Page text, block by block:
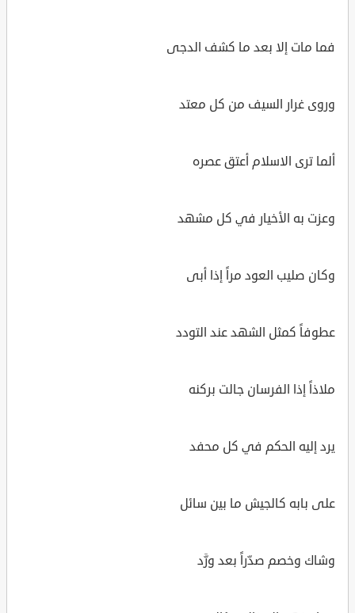
فما مات إلا بعد ما كشف الدجى
وروى غرار السيف من كل معتد
ألما ترى الاسلام أعتق عصره
وعزت به الأخيار في كل مشهد
وكان صليب العود مراً إذا أبى
عطوفاً كمثل الشهد عند التودد
ملاذاً إذا الفرسان جالت بركنه
يرد إليه الحكم في كل محفد
على بابه كالجيش ما بين سائل
وشاك وخصم صدّراً بعد ورَّد